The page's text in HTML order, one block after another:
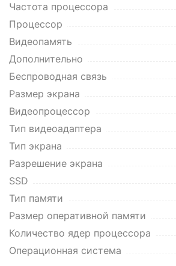
Частота процессора
Процессор
Видеопамять
Дополнительно
Беспроводная связь
Размер экрана
Видеопроцессор
Тип видеоадаптера
Тип экрана
Разрешение экрана
SSD
Тип памяти
Размер оперативной памяти
Количество ядер процессора
Операционная система